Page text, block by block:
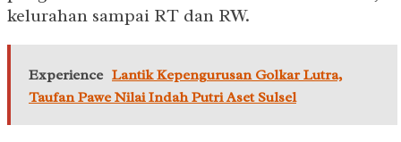
kelurahan sampai RT dan RW.
Experience Lantik Kepengurusan Golkar Lutra,
Taufan Pawe Nilai Indah Putri Aset Sulsel